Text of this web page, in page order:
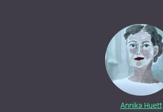
Annika Huett